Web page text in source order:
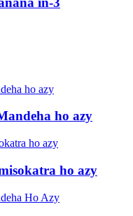
ho azy
ho azy